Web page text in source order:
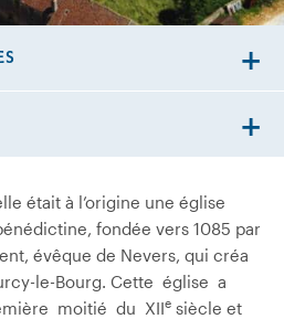
était à l’origine une église
fondée vers 1085 par
évêque de Nevers, qui créa
le-Bourg. Cette église a
moitié du XIIe siècle et